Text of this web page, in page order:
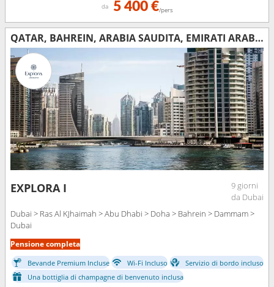
da 5 400 €/pers
QATAR, BAHREIN, ARABIA SAUDITA, EMIRATI ARABI UNITI
EXPLORA I
9 giorni
da Dubai
Dubai > Ras Al KJhaimah > Abu Dhabi > Doha > Bahrein > Dammam >
Dubai
Pensione completa
Bevande Premium Incluse Wi-Fi Incluso
Servizio di bordo incluso
Una bottiglia di champagne di benvenuto inclusa